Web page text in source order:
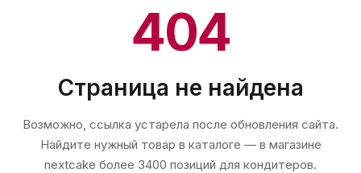
404
Страница не найдена
Возможно, ссылка устарела после обновления сайта.
Найдите нужный товар в каталоге — в магазине
nextcake более 3400 позиций для кондитеров.